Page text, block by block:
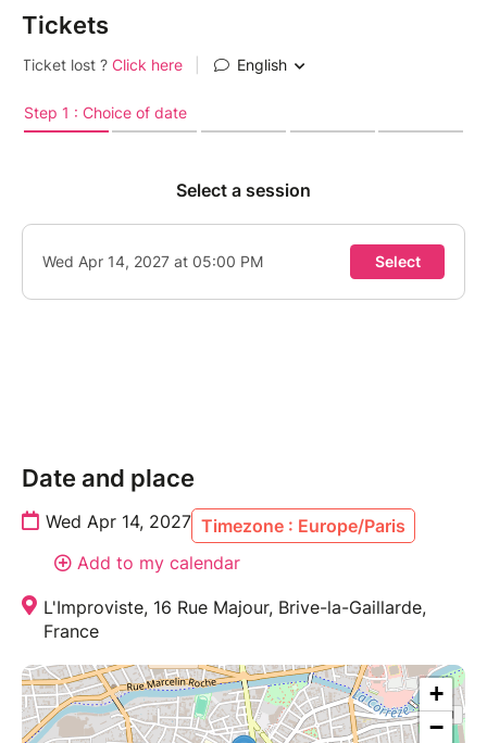
Tickets
Date and place
Wed Apr 14, 2027 Timezone : Europe/Paris
Add to my calendar
L'Improviste, 16 Rue Majour, Brive-la-Gaillarde,
France
+
−